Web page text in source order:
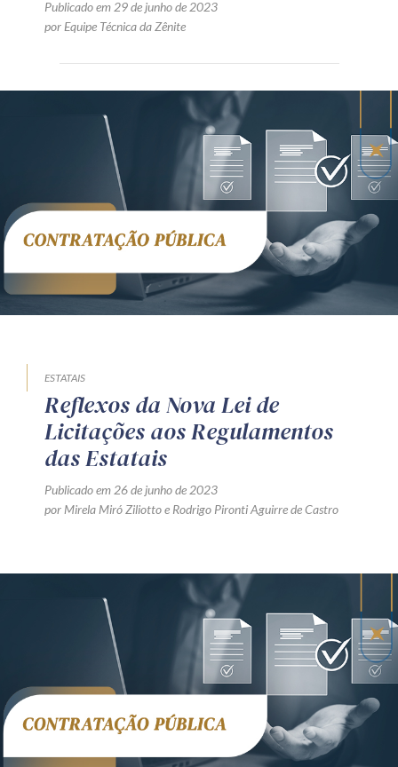
Publicado em 29 de junho de 2023
por Equipe Técnica da Zênite
ESTATAIS
Reflexos da Nova Lei de
Licitações aos Regulamentos
das Estatais
Publicado em 26 de junho de 2023
porMirela Miró Ziliottoe Rodrigo Pironti Aguirre de Castro